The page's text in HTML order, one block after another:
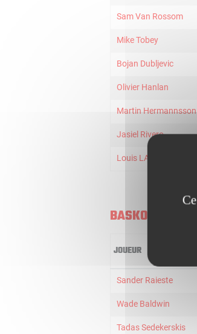
Sam Van Rossom
Mike Tobey
Bojan Dubljevic
Olivier Hanlan
Martin Hermannsson
Jasiel Rivero
Louis LABEYRIE
BASKONIA
JOUEUR
Sander Raieste
Wade Baldwin
Tadas Sedekerskis